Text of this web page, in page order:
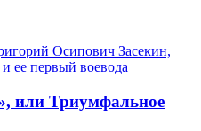
Осипович Засекин,
ее первый воевода
или Триумфальное